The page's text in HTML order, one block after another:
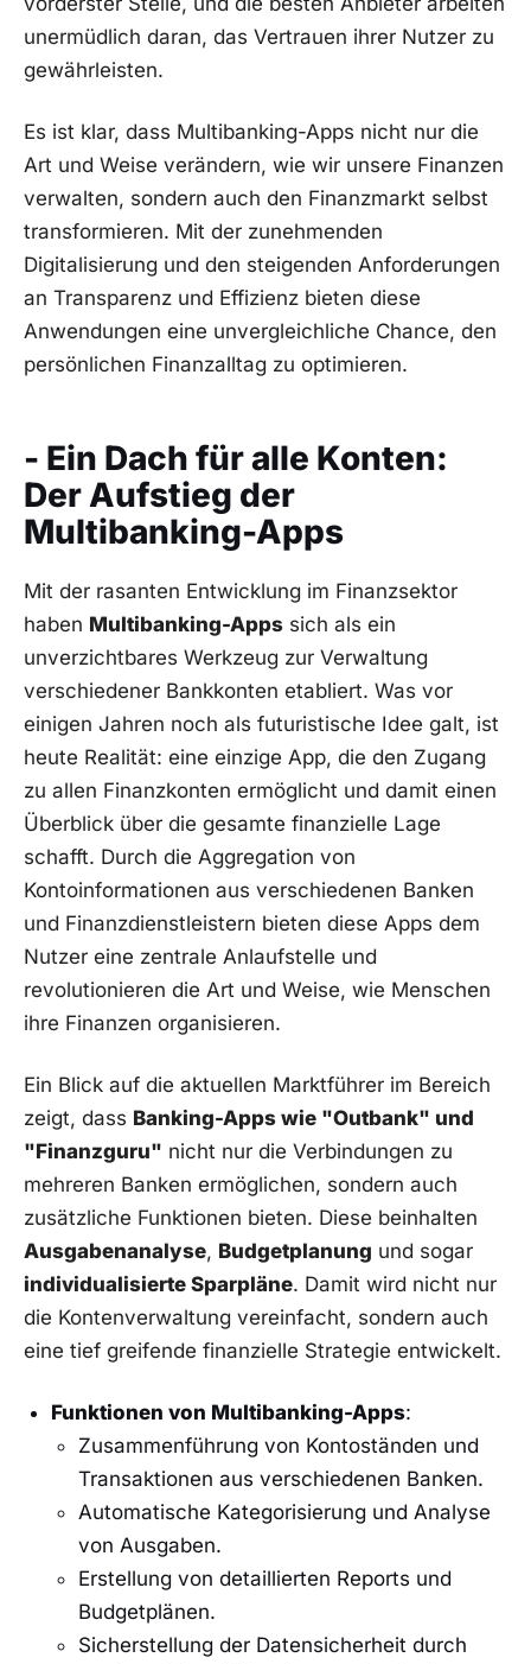
unermüdlich daran, das Vertrauen ihrer Nutzer zu
gewährleisten.
Es ist klar, dass Multibanking-Apps nicht nur die
Art und Weise verändern, wie wir unsere Finanzen
verwalten, sondern auch den Finanzmarkt selbst
transformieren. Mit der zunehmenden
Digitalisierung und den steigenden Anforderungen
an Transparenz und Effizienz bieten diese
Anwendungen eine unvergleichliche Chance, den
persönlichen Finanzalltag zu optimieren.
- Ein Dach für alle Konten:
Der Aufstieg der
Multibanking-Apps
Mit der rasanten Entwicklung im Finanzsektor
haben Multibanking-Apps sich als ein
unverzichtbares Werkzeug zur Verwaltung
verschiedener Bankkonten etabliert. Was vor
einigen Jahren noch als futuristische Idee galt, ist
heute Realität: eine einzige App, die den Zugang
zu allen Finanzkonten ermöglicht und damit einen
Überblick über die gesamte finanzielle Lage
schafft. Durch die Aggregation von
Kontoinformationen aus verschiedenen Banken
und Finanzdienstleistern bieten diese Apps dem
Nutzer eine zentrale Anlaufstelle und
revolutionieren die Art und Weise, wie Menschen
ihre Finanzen organisieren.
Ein Blick auf die aktuellen Marktführer im Bereich
zeigt, dass Banking-Apps wie "Outbank" und
"Finanzguru" nicht nur die Verbindungen zu
mehreren Banken ermöglichen, sondern auch
zusätzliche Funktionen bieten. Diese beinhalten
Ausgabenanalyse, Budgetplanung und sogar
individualisierte Sparpläne. Damit wird nicht nur
die Kontenverwaltung vereinfacht, sondern auch
eine tief greifende finanzielle Strategie entwickelt.
Funktionen von Multibanking-Apps:
Zusammenführung von Kontoständen und
Transaktionen aus verschiedenen Banken.
Automatische Kategorisierung und Analyse
von Ausgaben.
Erstellung von detaillierten Reports und
Budgetplänen.
Sicherstellung der Datensicherheit durch